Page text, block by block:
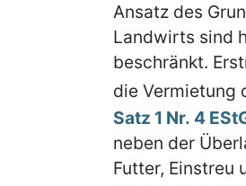
Ansatz des
Landwirts sind
beschränkt.
die Vermietung
Satz 1 Nr. 4
neben der
Futter, Einstreu